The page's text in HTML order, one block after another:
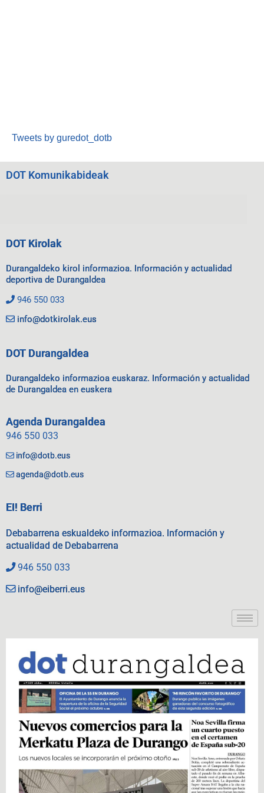
Tweets by guredot_dotb
DOT Komunikabideak
DOT Kirolak
Durangaldeko kirol informazioa. Información y actualidad
deportiva de Durangaldea
946 550 033
info@dotkirolak.eus
DOT Durangaldea
Durangaldeko informazioa euskaraz. Información y actualidad
de Durangaldea en euskera
Agenda Durangaldea
946 550 033
info@dotb.eus
agenda@dotb.eus
EI! Berri
Debabarrena eskualdeko informazioa. Información y
actualidad de Debabarrena
946 550 033
info@eiberri.eus